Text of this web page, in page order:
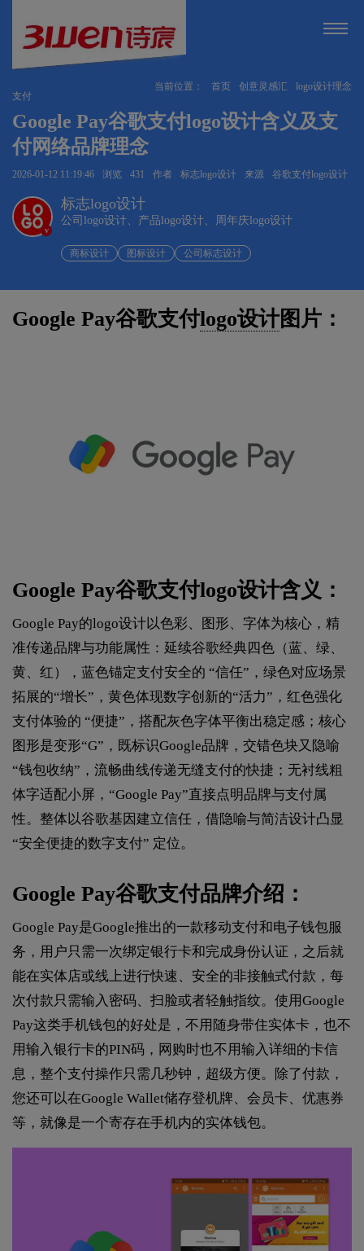
当前位置： 首页 创意灵感汇
logo设计理念
支付
Google Pay谷歌支付logo设计含义及支
付网络品牌理念
2026-01-12 11:19:46 浏览 431 作者 标志logo设计 来源 谷歌支付logo设计
v
标志logo设计
公司logo设计、产品logo设计、周年庆logo设计
商标设计 图标设计 公司标志设计
Google Pay谷歌支付logo设计图片：
Google Pay谷歌支付logo设计含义：
Google Pay的logo设计以色彩、图形、字体为核心，精
准传递品牌与功能属性：延续谷歌经典四色（蓝、绿、
黄、红），蓝色锚定支付安全的 “信任”，绿色对应场景
拓展的“增长”，黄色体现数字创新的“活力”，红色强化
支付体验的 “便捷”，搭配灰色字体平衡出稳定感；核心
图形是变形“G”，既标识Google品牌，交错色块又隐喻
“钱包收纳”，流畅曲线传递无缝支付的快捷；无衬线粗
体字适配小屏，“Google Pay”直接点明品牌与支付属
性。整体以谷歌基因建立信任，借隐喻与简洁设计凸显
“安全便捷的数字支付” 定位。
Google Pay谷歌支付品牌介绍：
Google Pay是Google推出的一款移动支付和电子钱包服
务，用户只需一次绑定银行卡和完成身份认证，之后就
能在实体店或线上进行快速、安全的非接触式付款，每
次付款只需输入密码、扫脸或者轻触指纹。使用Google
Pay这类手机钱包的好处是，不用随身带住实体卡，也不
用输入银行卡的PIN码，网购时也不用输入详细的卡信
息，整个支付操作只需几秒钟，超级方便。除了付款，
您还可以在Google Wallet储存登机牌、会员卡、优惠券
等，就像是一个寄存在手机内的实体钱包。